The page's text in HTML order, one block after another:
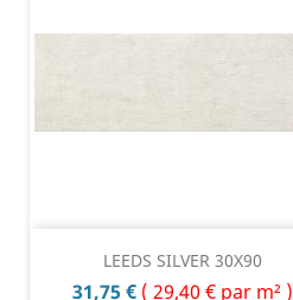
LEEDS SILVER 30X90
Prix
31,75 € ( 29,40 € par m² )